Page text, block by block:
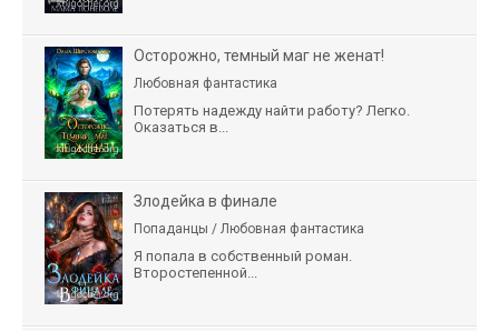
Осторожно, темный маг не женат!
Любовная фантастика
Потерять надежду найти работу? Легко.
Оказаться в...
Злодейка в финале
Попаданцы / Любовная фантастика
Я попала в собственный роман.
Второстепенной...